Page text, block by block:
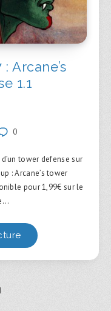
Arcane’s
1.1
0
tower defense sur
: Arcane’s tower
pour 1,99€ sur le